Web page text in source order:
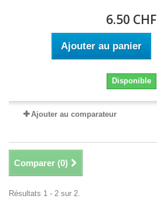
6.50 CHF
Ajouter au panier
Disponible
Ajouter au comparateur
Comparer (0)
Résultats 1 - 2 sur 2.